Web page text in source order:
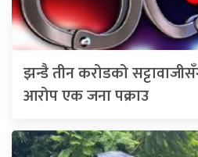
झन्डै तीन करोडको
आरोप एक जना पक्राउ